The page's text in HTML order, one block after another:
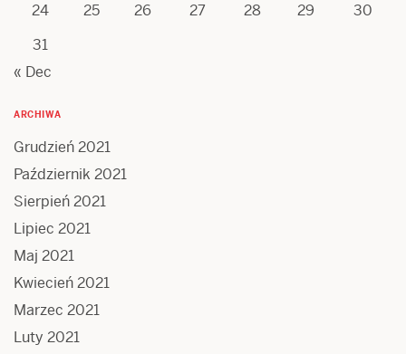
24
25 26 27 28 29
30
31
« Dec
ARCHIWA
Grudzień 2021
Październik 2021
Sierpień 2021
Lipiec 2021
Maj 2021
Kwiecień 2021
Marzec 2021
Luty 2021